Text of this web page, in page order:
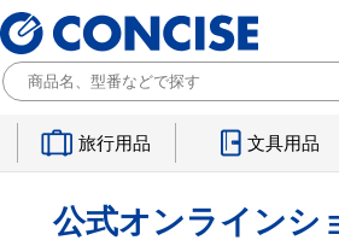
旅行用品 文具用品
公式オンラインシ